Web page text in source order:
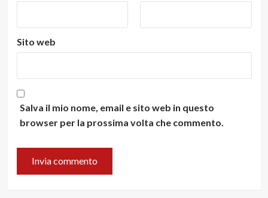
Sito web
Salva il mio nome, email e sito web in questo
browser per la prossima volta che commento.